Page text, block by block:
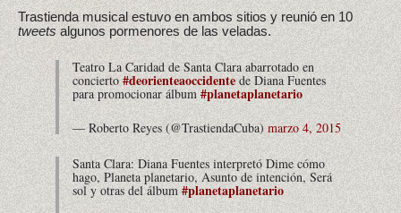
Trastienda musical estuvo en ambos sitios y reunió en 10
tweetsalgunos pormenores de las veladas.
Teatro La Caridad de Santa Clara abarrotado en
concierto#deorienteaoccidentede Diana Fuentes
para promocionar álbum#planetaplanetario
— Roberto Reyes (@TrastiendaCuba)marzo 4, 2015
Santa Clara: Diana Fuentes interpretó Dime cómo
hago, Planeta planetario, Asunto de intención, Será
sol y otras del álbum#planetaplanetario